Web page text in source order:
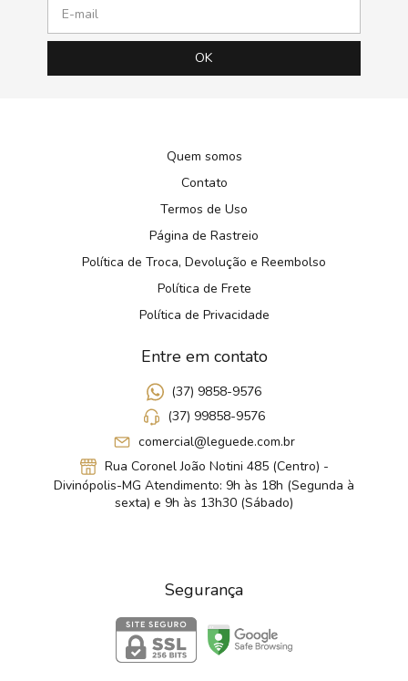
Quem somos
Contato
Termos de Uso
Página de Rastreio
Política de Troca, Devolução e Reembolso
Política de Frete
Política de Privacidade
Entre em contato
(37) 9858-9576
(37) 99858-9576
comercial@leguede.com.br
Rua Coronel João Notini 485 (Centro) -
Divinópolis-MG Atendimento: 9h às 18h (Segunda à
sexta) e 9h às 13h30 (Sábado)
Segurança